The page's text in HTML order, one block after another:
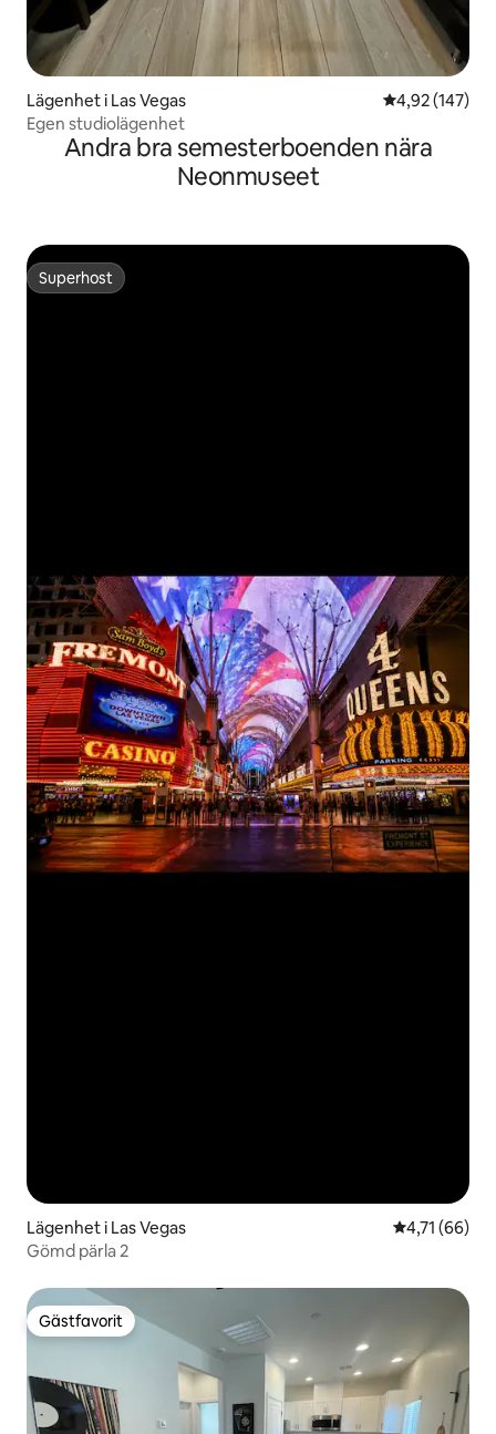
Lägenhet i Las Vegas 4,92 av 5 i
4,92 (147)
Egen studiolägenhet
Andra bra semesterboenden nära
Neonmuseet
Superhost
Superhost
Lägenhet i Las Vegas 4,71 av 5 i
4,71 (66)
Gömd pärla 2
Gästfavorit
Gästfavorit